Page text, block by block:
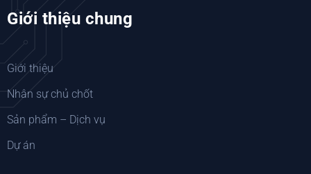
Giới thiệu chung
Giới thiệu
Nhân sự chủ chốt
Sản phẩm – Dịch vụ
Dự án